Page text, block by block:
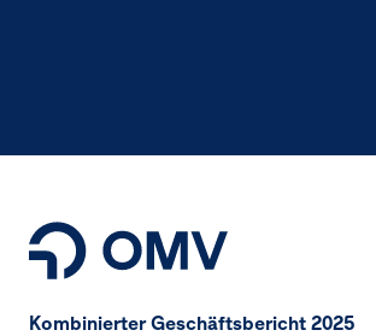
Kombinierter Geschäftsbericht 2025